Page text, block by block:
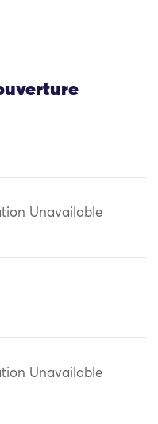
Unavailable
Unavailable